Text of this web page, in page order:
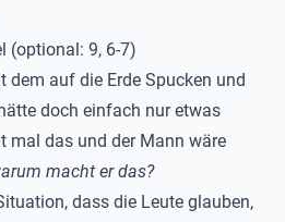
(optional: 9, 6-7)
dem auf die Erde Spucken und
doch einfach nur etwas
mal das und der Mann wäre
macht er das?
dass die Leute glauben,